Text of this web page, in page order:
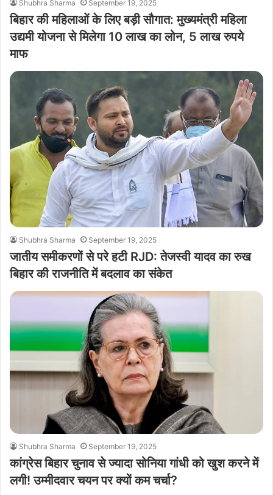
Shubhra Sharma September 19, 2025
बिहार की महिलाओं के लिए बड़ी सौगात: मुख्यमंत्री महिला
उद्यमी योजना से मिलेगा 10 लाख का लोन, 5 लाख रुपये
माफ
Shubhra Sharma September 19, 2025
जातीय समीकरणों से परे हटी RJD: तेजस्वी यादव का रुख
बिहार की राजनीति में बदलाव का संकेत
Shubhra Sharma September 19, 2025
कांग्रेस बिहार चुनाव से ज्यादा सोनिया गांधी को खुश करने में
लगी! उम्मीदवार चयन पर क्यों कम चर्चा?